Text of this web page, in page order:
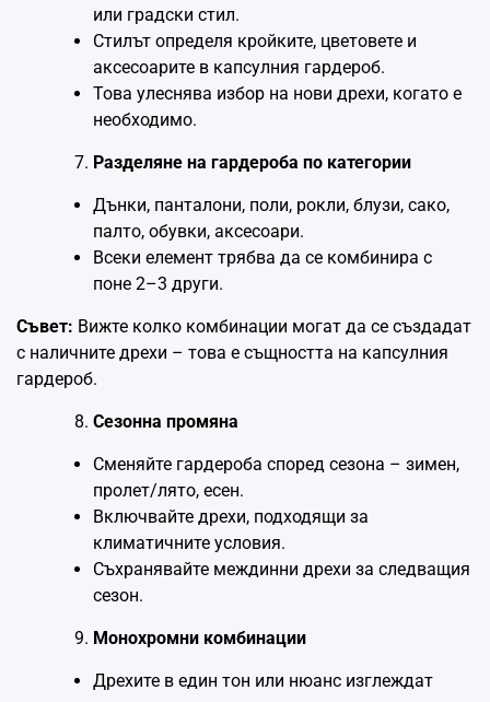
или градски стил.
Стилът определя кройките, цветовете и
аксесоарите в капсулния гардероб.
Това улеснява избор на нови дрехи, когато е
необходимо.
Разделяне на гардероба по категории
Дънки, панталони, поли, рокли, блузи, сако,
палто, обувки, аксесоари.
Всеки елемент трябва да се комбинира с
поне 2–3 други.
Съвет: Вижте колко комбинации могат да се създадат
с наличните дрехи – това е същността на капсулния
гардероб.
Сезонна промяна
Сменяйте гардероба според сезона – зимен,
пролет/лято, есен.
Включвайте дрехи, подходящи за
климатичните условия.
Съхранявайте междинни дрехи за следващия
сезон.
Монохромни комбинации
Дрехите в един тон или нюанс изглеждат